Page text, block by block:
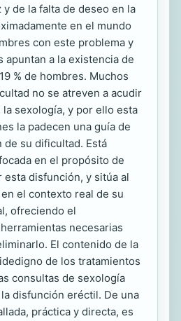
de la falta de deseo en la
en el mundo
con este problema y
apuntan a la existencia de
% de hombres. Muchos
no se atreven a acudir
sexología, y por ello esta
la padecen una guía de
de su dificultad. Está
en el propósito de
esta disfunción, y sitúa al
el contexto real de su
ofreciendo el
necesarias
El contenido de la
de los tratamientos
consultas de sexología
disfunción eréctil. De una
práctica y directa, es